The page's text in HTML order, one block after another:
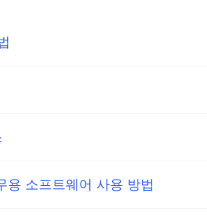
소프트웨어 사용 방법